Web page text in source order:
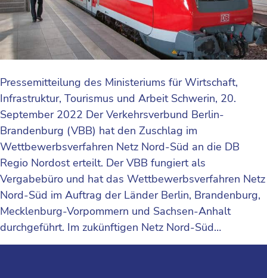
Pressemitteilung des Ministeriums für Wirtschaft,
Infrastruktur, Tourismus und Arbeit Schwerin, 20.
September 2022 Der Verkehrsverbund Berlin-
Brandenburg (VBB) hat den Zuschlag im
Wettbewerbsverfahren Netz Nord-Süd an die DB
Regio Nordost erteilt. Der VBB fungiert als
Vergabebüro und hat das Wettbewerbsverfahren Netz
Nord-Süd im Auftrag der Länder Berlin, Brandenburg,
Mecklenburg-Vorpommern und Sachsen-Anhalt
durchgeführt. Im zukünftigen Netz Nord-Süd…